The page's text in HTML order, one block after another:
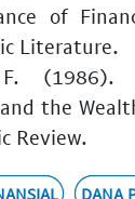
of
Literature.
(1986).
the
Review.
DANA